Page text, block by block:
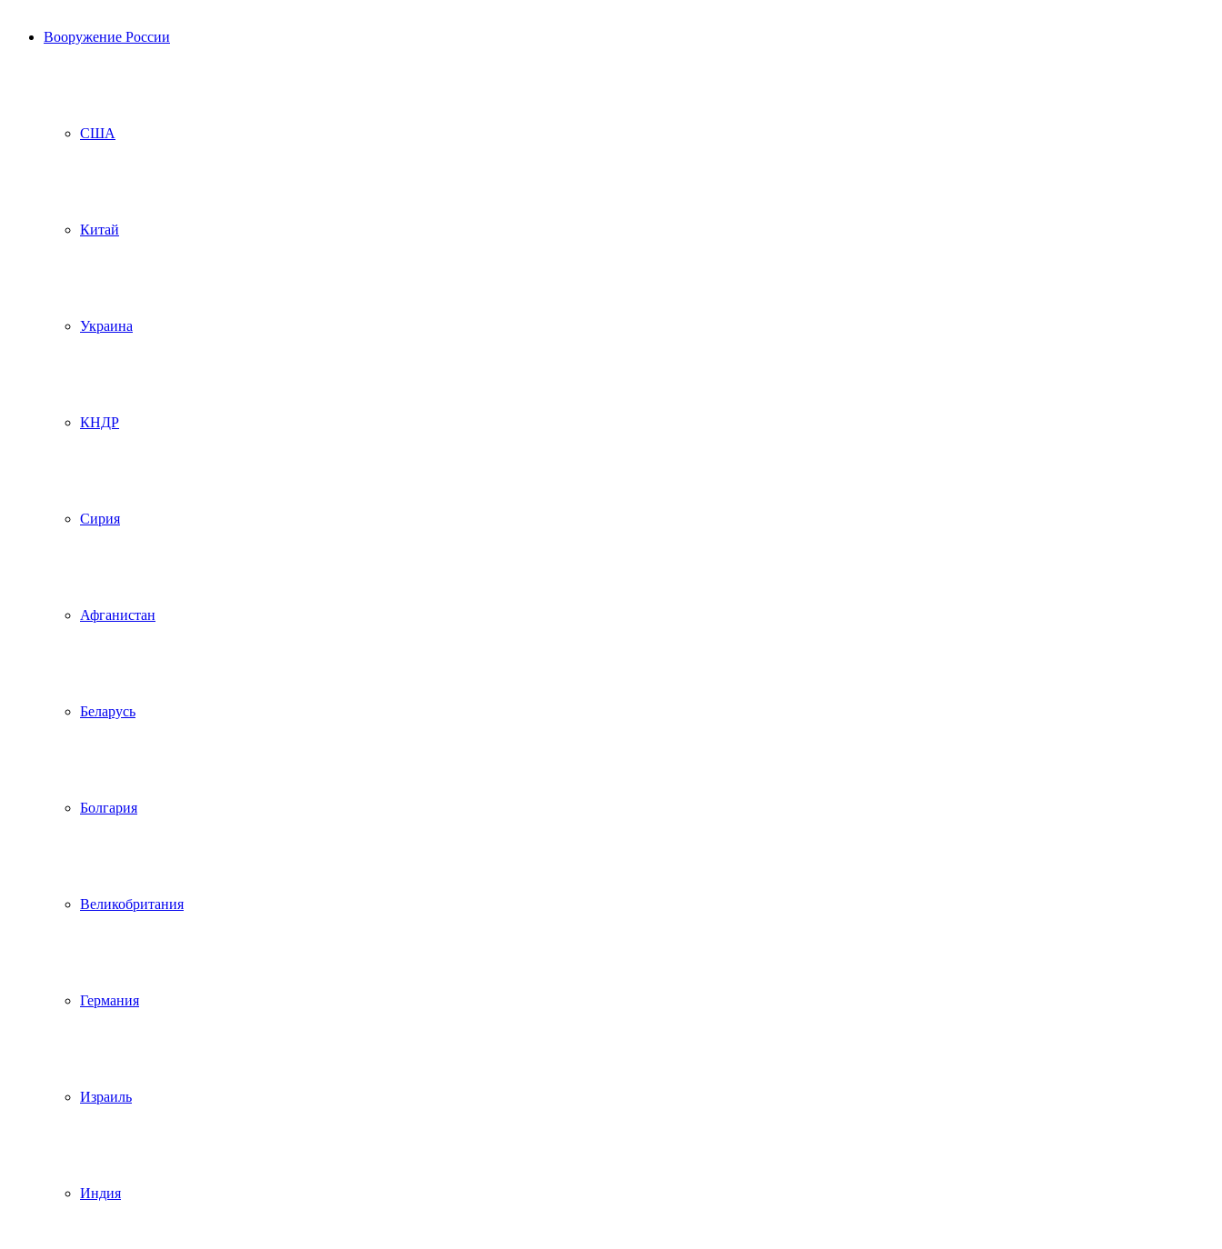
Вооружение России
США
Китай
Украина
КНДР
Сирия
Афганистан
Беларусь
Болгария
Великобритания
Германия
Израиль
Индия